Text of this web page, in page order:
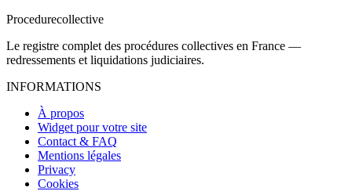
Procedurecollective
Le registre complet des procédures collectives en France —
redressements et liquidations judiciaires.
INFORMATIONS
À propos
Widget pour votre site
Contact & FAQ
Mentions légales
Privacy
Cookies